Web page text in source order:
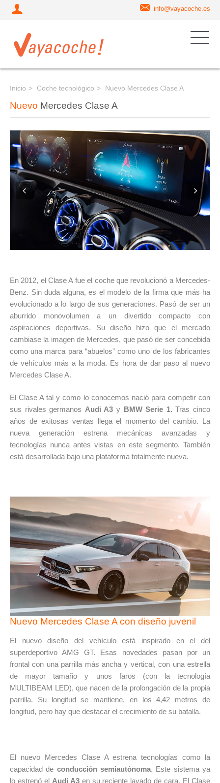
info@vayacoche.es
Inicio Coche tecnológico Nuevo Mercedes Clase A
Nuevo Mercedes Clase A
En 2012, el Clase A fue el coche que revolucionó a Mercedes-
Benz. Sin duda alguna, es el modelo de la firma que más ha
evolucionado a lo largo de sus generaciones. Pasó de ser un
aburrido monovolumen a un divertido compacto con
aspiraciones deportivas. Su diseño hizo que el mercado
cambiase la imagen de Mercedes, que pasó de ser concebida
como una marca para “abuelos” como uno de los fabricantes
de vehículos más a la moda. Es hora de dar paso al nuevo
Mercedes Clase A.
ElClase Atal y como lo conocemos nació para competir con
sus rivales germanos Audi A3 y BMW Serie 1. Tras cinco
años de exitosas ventas llega el momento del cambio. La
nueva generación estrena mecánicas avanzadas y
tecnologías nunca antes vistas en este segmento. También
está desarrollada bajo una plataforma totalmente nueva.
Nuevo Mercedes Clase A con diseño juvenil
El nuevo diseño del vehículo está inspirado en el del
superdeportivo AMG GT. Esas novedades pasan por un
frontal con una parrilla más ancha y vertical, con una estrella
de mayor tamaño y unos faros (con la tecnología
MULTIBEAM LED), que nacen de la prolongación de la propia
parrilla. Su longitud se mantiene, en los 4,42 metros de
longitud, pero hay que destacar el crecimiento de su batalla.
El nuevo Mercedes Clase A estrena tecnologías como la
capacidad de conducción semiautónoma. Este sistema ya
lo estrenó el Audi A3en su reciente lavado de cara. El Clase